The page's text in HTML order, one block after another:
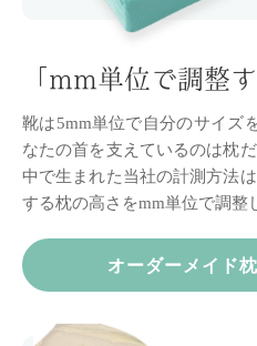
「mm単位で調整す
靴は5mm単位で自分のサイズ
なたの首を支えているのは枕だ
中で生まれた当社の計測方法は
する枕の高さをmm単位で調整
オーダーメイド